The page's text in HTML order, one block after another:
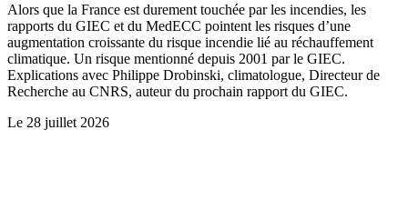
Alors que la France est durement touchée par les incendies, les
rapports du GIEC et du MedECC pointent les risques d’une
augmentation croissante du risque incendie lié au réchauffement
climatique. Un risque mentionné depuis 2001 par le GIEC.
Explications avec Philippe Drobinski, climatologue, Directeur de
Recherche au CNRS, auteur du prochain rapport du GIEC.
Le 28 juillet 2026